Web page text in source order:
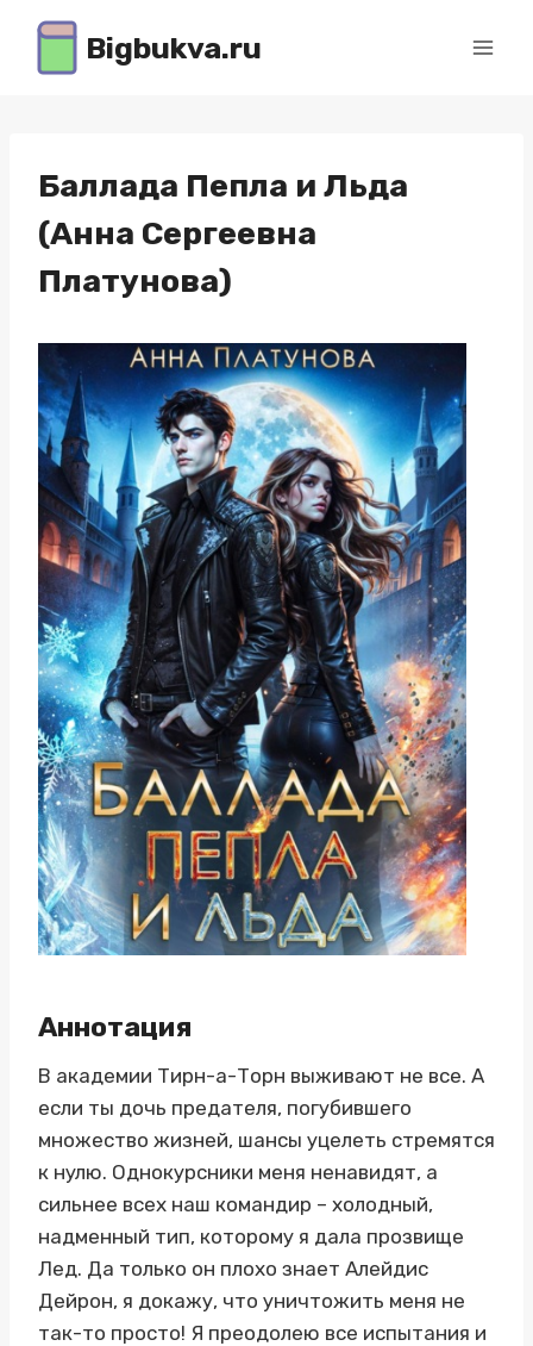
Перейти
содержимому
Bigbukva.ru
Баллада Пепла и Льда
(Анна Сергеевна
Платунова)
Аннотация
В академии Тирн-а-Торн выживают не все. А
если ты дочь предателя, погубившего
множество жизней, шансы уцелеть стремятся
к нулю. Однокурсники меня ненавидят, а
сильнее всех наш командир – холодный,
надменный тип, которому я дала прозвище
Лед. Да только он плохо знает Алейдис
Дейрон, я докажу, что уничтожить меня не
так-то просто! Я преодолею все испытания и